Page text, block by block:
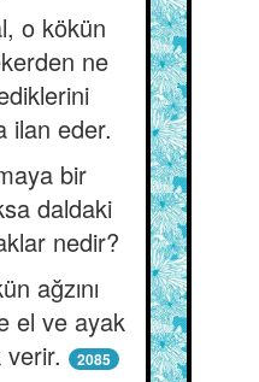
o kökün
ne
ilan eder.
bir
daldaki
nedir?
ağzını
el ve ayak
verir.
2085